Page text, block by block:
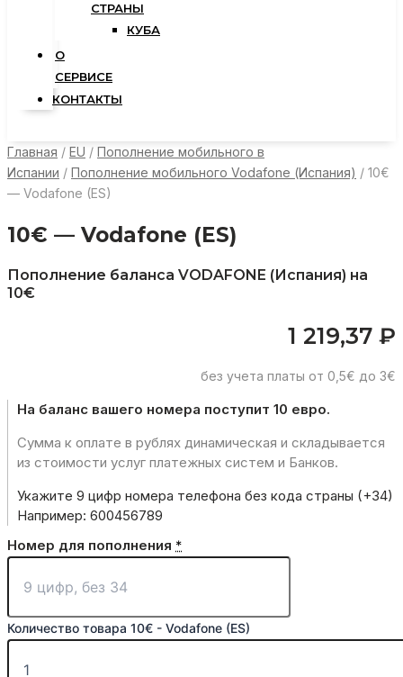
СТРАНЫ
КУБА
О
СЕРВИСЕ
КОНТАКТЫ
Главная / EU / Пополнение мобильного в
Испании / Пополнение мобильного Vodafone (Испания) / 10€
— Vodafone (ES)
10€ — Vodafone (ES)
Пополнение баланса VODAFONE (Испания) на
10€
1 219,37 ₽
без учета платы от 0,5€ до 3€
На баланс вашего номера поступит 10 евро.
Сумма к оплате в рублях динамическая и складывается
из стоимости услуг платежных систем и Банков.
Укажите 9 цифр номера телефона без кода страны (+34)
Например: 600456789
Номер для пополнения *
Количество товара 10€ - Vodafone (ES)